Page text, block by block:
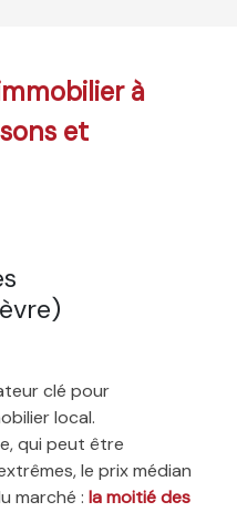
à
et
clé pour
local.
qui peut être
le prix médian
marché : la moitié des